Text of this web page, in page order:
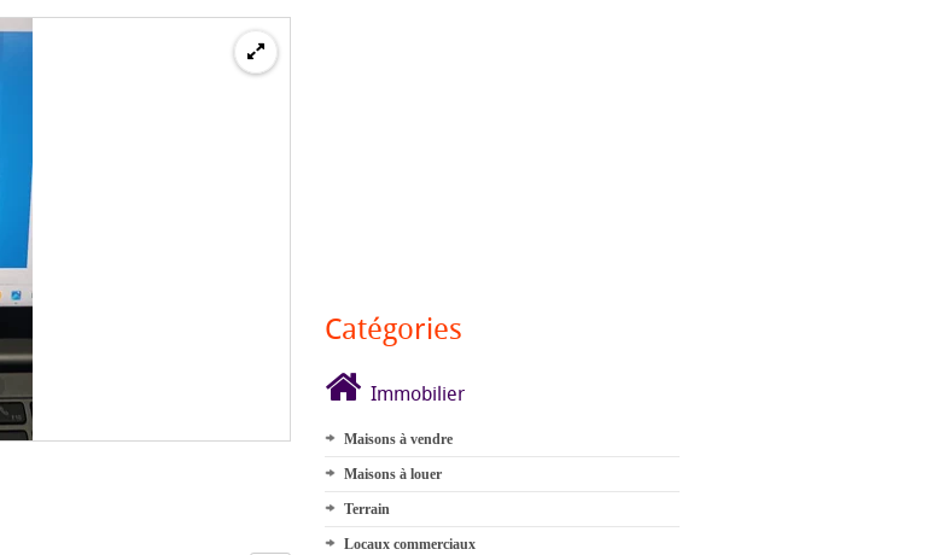
Catégories
Immobilier
Maisons à vendre
Maisons à louer
Terrain
Locaux commerciaux